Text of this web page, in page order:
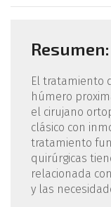
Resumen:
El tratamiento
húmero
el cirujano
clásico con
tratamiento
quirúrgicas
relacionada
y las